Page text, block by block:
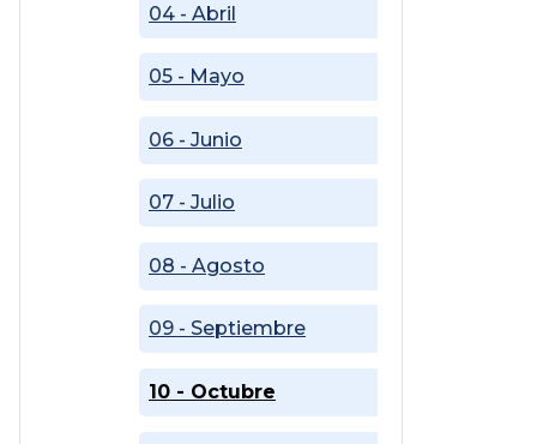
04 - Abril
05 - Mayo
06 - Junio
07 - Julio
08 - Agosto
09 - Septiembre
10 - Octubre